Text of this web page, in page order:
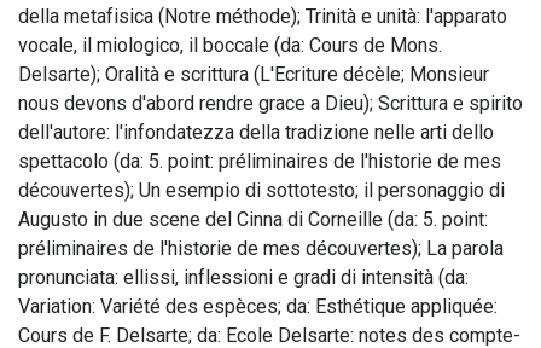
della metafisica (Notre méthode); Trinità e unità: l'apparato
vocale, il miologico, il boccale (da: Cours de Mons.
Delsarte); Oralità e scrittura (L'Ecriture décèle; Monsieur
nous devons d'abord rendre grace a Dieu); Scrittura e spirito
dell'autore: l'infondatezza della tradizione nelle arti dello
spettacolo (da: 5. point: préliminaires de l'historie de mes
découvertes); Un esempio di sottotesto; il personaggio di
Augusto in due scene del Cinna di Corneille (da: 5. point:
préliminaires de l'historie de mes découvertes); La parola
pronunciata: ellissi, inflessioni e gradi di intensità (da:
Variation: Variété des espèces; da: Esthétique appliquée:
Cours de F. Delsarte; da: Ecole Delsarte: notes des compte-